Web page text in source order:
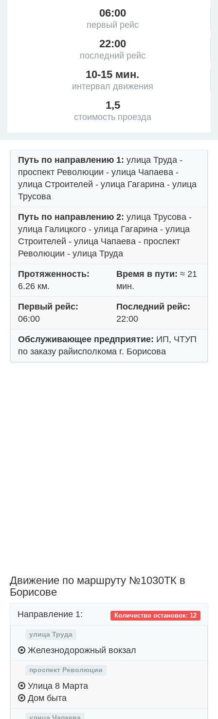
06:00
первый рейс
22:00
последний рейс
10-15 мин.
интервал движения
1,5
стоимость проезда
Путь по направлению 1: улица Труда -
проспект Революции - улица Чапаева -
улица Строителей - улица Гагарина - улица
Трусова
Путь по направлению 2: улица Трусова -
улица Галицкого - улица Гагарина - улица
Строителей - улица Чапаева - проспект
Революции - улица Труда
Протяженность:
6.26 км.
Время в пути: ≈ 21
мин.
Первый рейс:
06:00
Последний рейс:
22:00
Обслуживающее предприятие: ИП, ЧТУП
по заказу райисполкома г. Борисова
Движение по маршруту №1030ТК в
Борисове
Количество остановок: 12
Направление 1:
улица Труда
Железнодорожный вокзал
проспект Революции
Улица 8 Марта
Дом быта